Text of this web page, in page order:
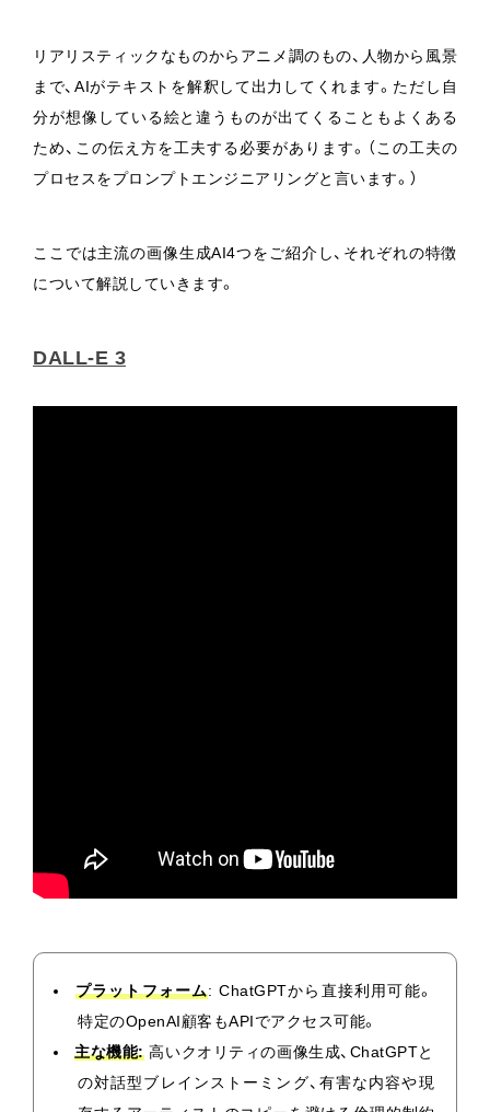
リアリスティックなものからアニメ調のもの、人物から風景
まで、AIがテキストを解釈して出力してくれます。ただし自
分が想像している絵と違うものが出てくることもよくある
ため、この伝え方を工夫する必要があります。（この工夫の
プロセスをプロンプトエンジニアリングと言います。）
ここでは主流の画像生成AI4つをご紹介し、それぞれの特徴
について解説していきます。
DALL-E 3
プラットフォーム: ChatGPTから直接利用可能。
特定のOpenAI顧客もAPIでアクセス可能。
主な機能:高いクオリティの画像生成、ChatGPTと
の対話型ブレインストーミング、有害な内容や現